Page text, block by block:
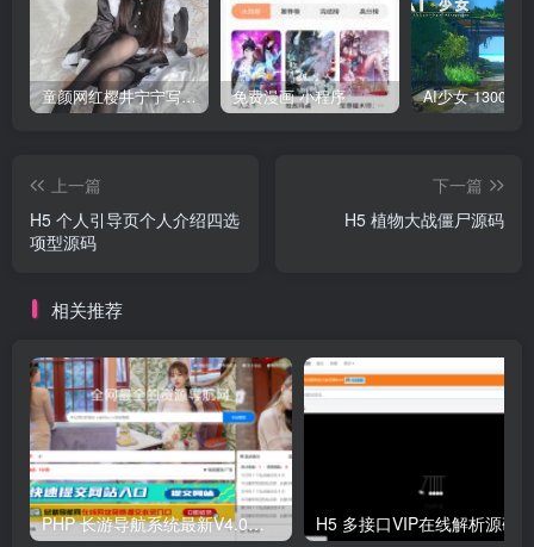
童颜网红樱井宁宁写真集套图 免费漫画 小程序
上一篇
H5 个人引导页个人介绍四选
项型源码
下一篇
H5 植物大战僵尸源码
相关推荐
PHP 长游导航系统最新V4.0开源可运营正版 源码 H5 多接口VIP在线解析源码